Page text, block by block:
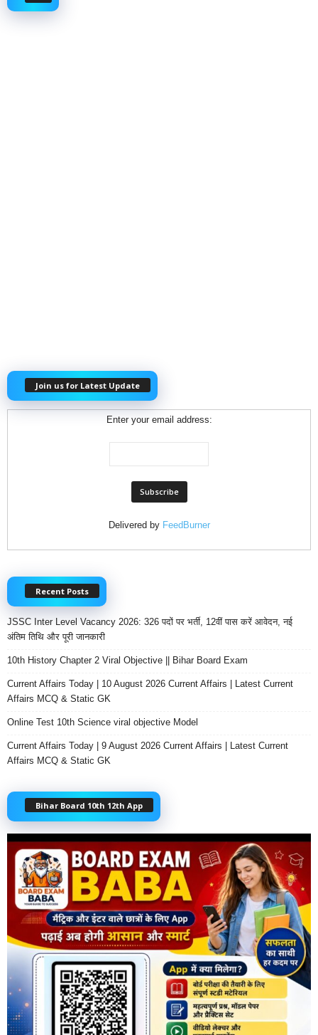
Join us for Latest Update
Enter your email address:
Delivered by FeedBurner
Recent Posts
JSSC Inter Level Vacancy 2026: 326 पदों पर भर्ती, 12वीं पास करें आवेदन, नई
अंतिम तिथि और पूरी जानकारी
10th History Chapter 2 Viral Objective || Bihar Board Exam
Current Affairs Today | 10 August 2026 Current Affairs | Latest Current
Affairs MCQ & Static GK
Online Test 10th Science viral objective Model
Current Affairs Today | 9 August 2026 Current Affairs | Latest Current
Affairs MCQ & Static GK
Bihar Board 10th 12th App